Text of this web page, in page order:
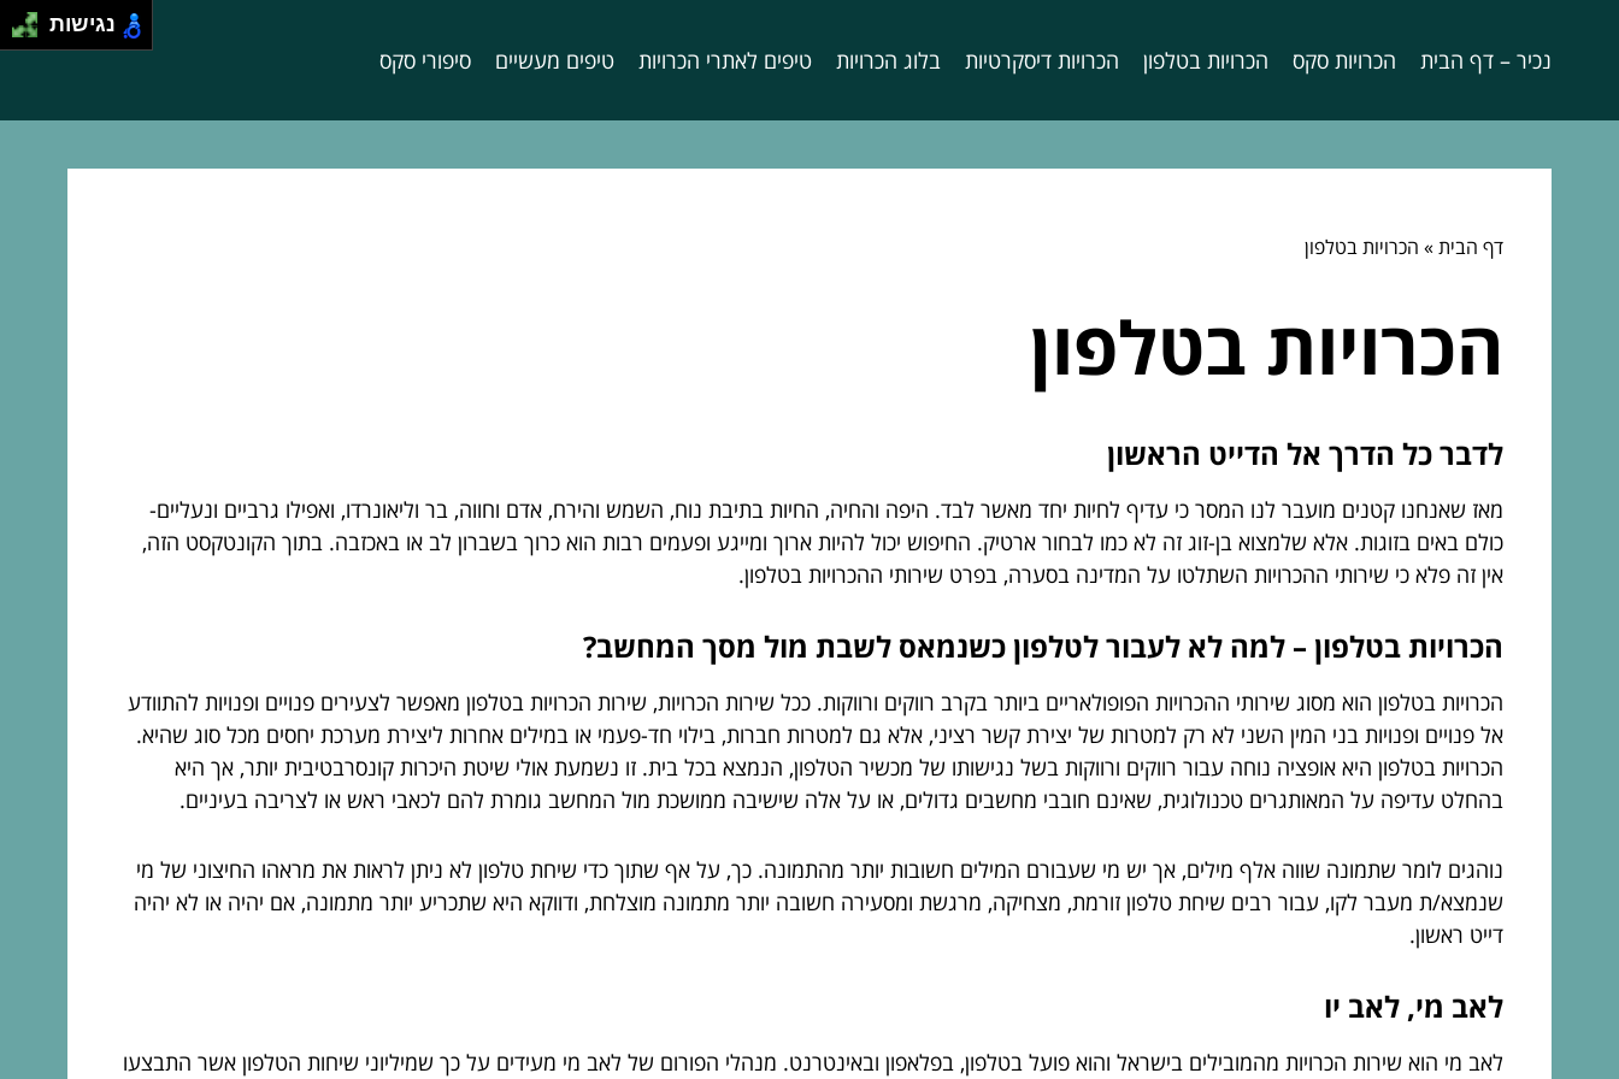
נכיר – דף הבית הכרויות סקס הכרויות בטלפון הכרויות דיסקרטיות בלוג הכרויות טיפים לאתרי הכרויות טיפים מעשיים סיפורי סקס
דף הבית» הכרויות בטלפון
הכרויות בטלפון
לדבר כל הדרך אל הדייט הראשון
מאז שאנחנו קטנים מועבר לנו המסר כי עדיף לחיות יחד מאשר לבד. היפה והחיה, החיות בתיבת נוח, השמש והירח, אדם וחווה, בר וליאונרדו, ואפילו גרביים ונעליים-
כולם באים בזוגות. אלא שלמצוא בן-זוג זה לא כמו לבחור ארטיק. החיפוש יכול להיות ארוך ומייגע ופעמים רבות הוא כרוך בשברון לב או באכזבה. בתוך הקונטקסט הזה,
אין זה פלא כי שירותי ההכרויות השתלטו על המדינה בסערה, בפרט שירותי ההכרויות בטלפון.
הכרויות בטלפון – למה לא לעבור לטלפון כשנמאס לשבת מול מסך המחשב?
הכרויות בטלפון הוא מסוג שירותי ההכרויות הפופולאריים ביותר בקרב רווקים ורווקות. ככל שירות הכרויות, שירות הכרויות בטלפון מאפשר לצעירים פנויים ופנויות להתוודע
אל פנויים ופנויות בני המין השני לא רק למטרות של יצירת קשר רציני, אלא גם למטרות חברות, בילוי חד-פעמי או במילים אחרות ליצירת מערכת יחסים מכל סוג שהיא.
הכרויות בטלפון היא אופציה נוחה עבור רווקים ורווקות בשל נגישותו של מכשיר הטלפון, הנמצא בכל בית. זו נשמעת אולי שיטת היכרות קונסרבטיבית יותר, אך היא
בהחלט עדיפה על המאותגרים טכנולוגית, שאינם חובבי מחשבים גדולים, או על אלה שישיבה ממושכת מול המחשב גומרת להם לכאבי ראש או לצריבה בעיניים.
נוהגים לומר שתמונה שווה אלף מילים, אך יש מי שעבורם המילים חשובות יותר מהתמונה. כך, על אף שתוך כדי שיחת טלפון לא ניתן לראות את מראהו החיצוני של מי
שנמצא/ת מעבר לקו, עבור רבים שיחת טלפון זורמת, מצחיקה, מרגשת ומסעירה חשובה יותר מתמונה מוצלחת, ודווקא היא שתכריע יותר מתמונה, אם יהיה או לא יהיה
דייט ראשון.
לאב מי, לאב יו
לאב מי הוא שירות הכרויות מהמובילים בישראל והוא פועל בטלפון, בפלאפון ובאינטרנט. מנהלי הפורום של לאב מי מעידים על כך שמיליוני שיחות הטלפון אשר התבצעו
נגישות